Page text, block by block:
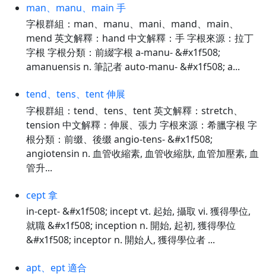
man、manu、main 手
字根群組：man、manu、mani、mand、main、
mend 英文解釋：hand 中文解釋：手 字根來源：拉丁
字根 字根分類：前綴字根 a-manu- &#x1f508;
amanuensis n. 筆記者 auto-manu- &#x1f508; a...
tend、tens、tent 伸展
字根群組：tend、tens、tent 英文解釋：stretch、
tension 中文解釋：伸展、張力 字根來源：希臘字根 字
根分類：前缀、後缀 angio-tens- &#x1f508;
angiotensin n. 血管收縮素, 血管收縮肽, 血管加壓素, 血
管升...
cept 拿
in-cept- &#x1f508; incept vt. 起始, 攝取 vi. 獲得學位,
就職 &#x1f508; inception n. 開始, 起初, 獲得學位
&#x1f508; inceptor n. 開始人, 獲得學位者 ...
apt、ept 適合